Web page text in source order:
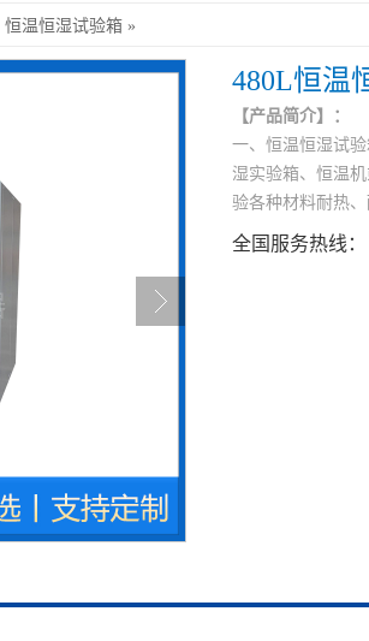
恒温恒湿试验箱 »
480L恒温
【产品简介】：
一、恒温恒湿试
湿实验箱、恒温
验各种材料耐热
全国服务热线：